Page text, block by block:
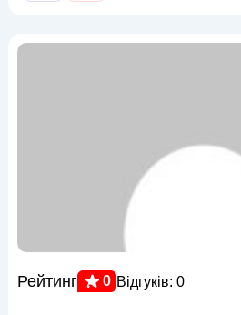
Рейтинг 0 Відгуків: 0